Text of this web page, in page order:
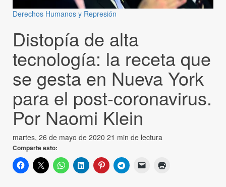
Derechos Humanos y Represión
Distopía de alta
tecnología: la receta que
se gesta en Nueva York
para el post-coronavirus.
Por Naomi Klein
martes, 26 de mayo de 2020 21 min de lectura
Comparte esto: